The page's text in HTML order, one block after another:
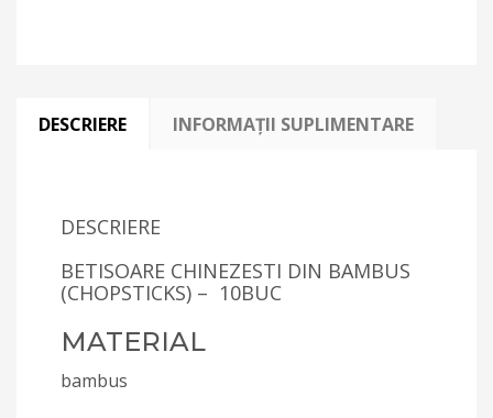
DESCRIERE INFORMAȚII SUPLIMENTARE
DESCRIERE
BETISOARE CHINEZESTI DIN BAMBUS
(CHOPSTICKS) – 10BUC
MATERIAL
bambus